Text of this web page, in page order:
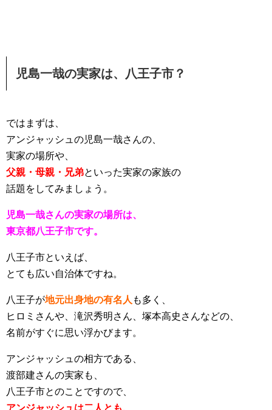
児島一哉の実家は、八王子市？
ではまずは、
アンジャッシュの児島一哉さんの、
実家の場所や、
父親・母親・兄弟といった実家の家族の
話題をしてみましょう。
児島一哉さんの実家の場所は、
東京都八王子市です。
八王子市といえば、
とても広い自治体ですね。
八王子が地元出身地の有名人 も多く、
ヒロミさんや、滝沢秀明さん、塚本高史さんなどの、
名前がすぐに思い浮かびます。
アンジャッシュの相方である、
渡部建さんの実家も、
八王子市とのことですので、
アンジャッシュは二人とも、